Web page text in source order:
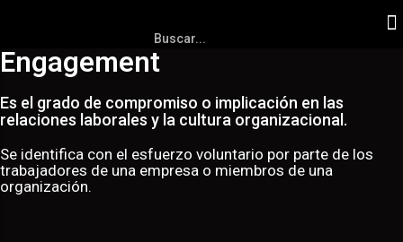
Engagement
Es el grado de compromiso o implicación en las
relaciones laborales y la cultura organizacional.
Se identifica con el esfuerzo voluntario por parte de los
trabajadores de una empresa o miembros de una
organización.